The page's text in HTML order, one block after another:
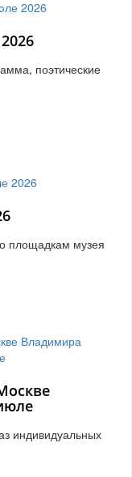
поэтические
площадкам музея
индивидуальных